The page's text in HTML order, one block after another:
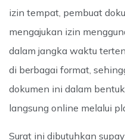
izin tempat, pembuat
mengajukan izin
dalam jangka waktu
di berbagai format,
dokumen ini dalam bentuk
langsung online melalui
Surat ini dibutuhkan